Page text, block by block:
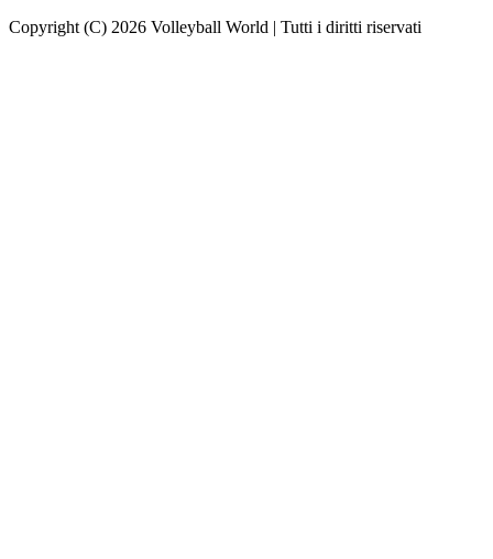
Copyright (C) 2026 Volleyball World | Tutti i diritti riservati